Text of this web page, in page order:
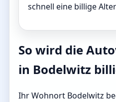
schnell eine billige
So wird die
in Bodelwitz
Ihr Wohnort Bodelwitz